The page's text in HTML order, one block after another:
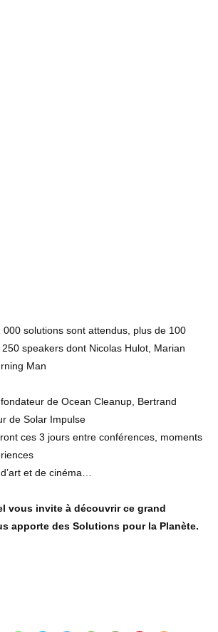
000 solutions sont attendus, plus de 100
speakers dont Nicolas Hulot, Marian
Man
de Ocean Cleanup, Bertrand
de Solar Impulse
ces 3 jours entre conférences, moments
et de cinéma…
vous invite à découvrir ce grand
apporte des Solutions pour la Planète.